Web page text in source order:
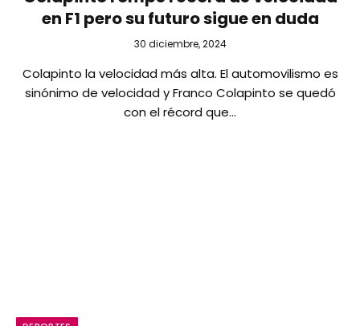
en F1 pero su futuro sigue en duda
30 diciembre, 2024
Colapinto la velocidad más alta. El automovilismo es
sinónimo de velocidad y Franco Colapinto se quedó
con el récord que…